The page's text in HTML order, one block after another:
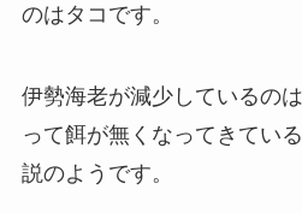
のはタコです。
伊勢海老が減少しているの
って餌が無くなってきてい
説のようです。